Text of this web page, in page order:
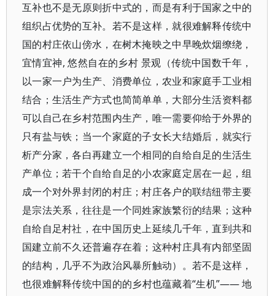
互补也不是无原则折中式的，而是有利于国家之中的
组织占优势的互补。若不是这样，就很难解释传统中
国的村庄依山傍水，在树木掩映之中早晚炊烟缭绕，
宜情宜神, 悠然自在的乡村 景观（传统中国数千年，
以一家一户为生产、消费单位，农业和家庭手工业相
结合；生活生产方式也简简单单，大部分生活资料都
可以自己在乡村范围内生产，唯一需要仰给于外界的
只有盐与铁；当一个家庭的子女长大结婚后，就实行
析产分家，各白再建立一个相同的自给自足的生活生
产单位；若干个自给自足的小农家庭定居在一起，组
成一个对外界封闭的村庄；村庄各户的联结纽带主要
是宗法关系，往往是一个同姓家族繁衍的结果；这种
自给自足村社，在中国历史上延续几千年，直到共和
国建立前不久还普遍存在着；这种村庄具有内部坚固
的结构，几乎不为政治风暴所触动）。若不是这样，
也很难解释传统中国的的乡村也蕴藏着“生机”—— 地